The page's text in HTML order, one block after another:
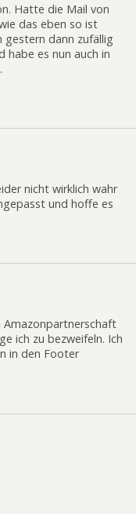
Hatte die Mail von
das eben so ist
gestern dann zufällig
habe es nun auch in
nicht wirklich wahr
und hoffe es
Amazonpartnerschaft
ich zu bezweifeln. Ich
in den Footer